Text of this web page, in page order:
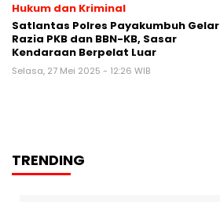
Hukum dan Kriminal
Satlantas Polres Payakumbuh Gelar
Razia PKB dan BBN-KB, Sasar
Kendaraan Berpelat Luar
Selasa, 27 Mei 2025 - 12:26 WIB
TRENDING